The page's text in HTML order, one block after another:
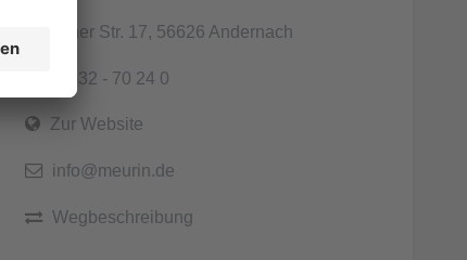
Kölner Str. 17, 56626 Andernach
02632 - 70 24 0
Zur Website
info@meurin.de
Wegbeschreibung